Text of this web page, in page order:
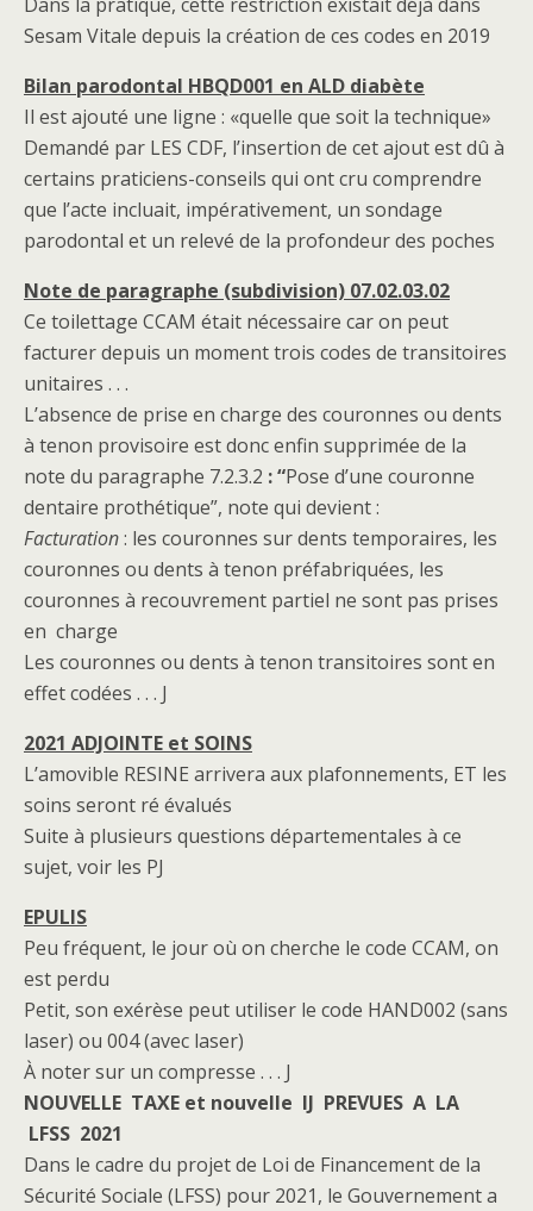
Sesam Vitale depuis la création de ces codes en 2019
Bilan parodontal HBQD001 en ALD diabète
Il est ajouté une ligne : «quelle que soit la technique»
Demandé par LES CDF, l’insertion de cet ajout est dû à
certains praticiens-conseils qui ont cru comprendre
que l’acte incluait, impérativement, un sondage
parodontal et un relevé de la profondeur des poches
Note de paragraphe (subdivision) 07.02.03.02
Ce toilettage CCAM était nécessaire car on peut
facturer depuis un moment trois codes de transitoires
unitaires . . .
L’absence de prise en charge des couronnes ou dents
à tenon provisoire est donc enfin supprimée de la
note du paragraphe 7.2.3.2 : “Pose d’une couronne
dentaire prothétique”, note qui devient :
Facturation: les couronnes sur dents temporaires, les
couronnes ou dents à tenon préfabriquées, les
couronnes à recouvrement partiel ne sont pas prises
en charge
Les couronnes ou dents à tenon transitoires sont en
effet codées . . . J
2021 ADJOINTE et SOINS
L’amovible RESINE arrivera aux plafonnements, ET les
soins seront ré évalués
Suite à plusieurs questions départementales à ce
sujet, voir les PJ
EPULIS
Peu fréquent, le jour où on cherche le code CCAM, on
est perdu
Petit, son exérèse peut utiliser le code HAND002 (sans
laser) ou 004 (avec laser)
À noter sur un compresse . . . J
NOUVELLE TAXE et nouvelle IJ PREVUES A LA
LFSS 2021
Dans le cadre du projet de Loi de Financement de la
Sécurité Sociale (LFSS) pour 2021, le Gouvernement a